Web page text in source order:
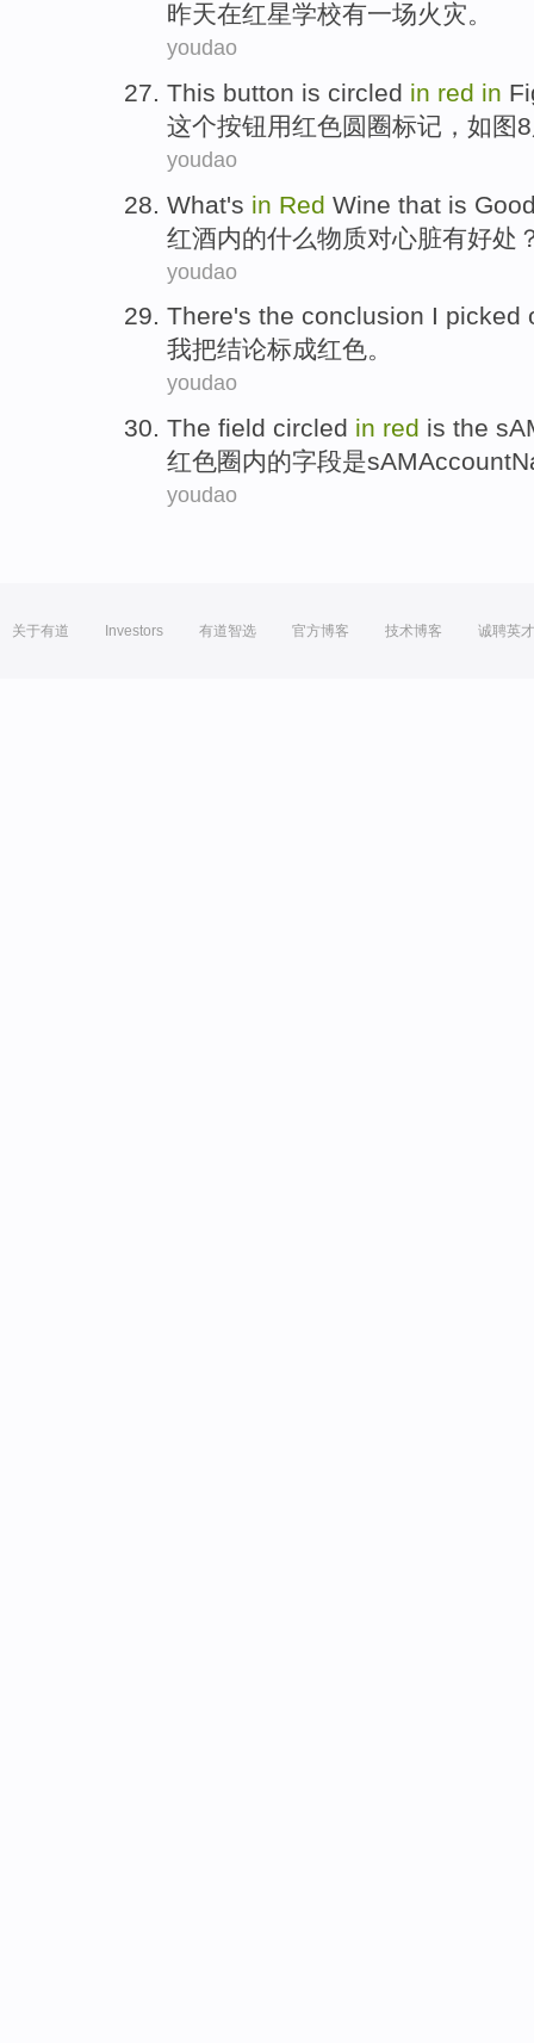
昨天在红星学校有一场火灾。
youdao
This button is circled in red in
这个按钮用红色圆圈标记 ， 如图
youdao
What's in Red Wine that is
红酒内的什么物质对心脏有好处
youdao
There's the conclusion I picked
我把结论标成红色。
youdao
The field circled in red is the
红色圈内的字段是
youdao
关于有道 Investors 有道智选 官方博客 技术博客 诚聘英才